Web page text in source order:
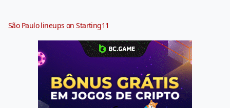
São Paulo lineups on Starting11